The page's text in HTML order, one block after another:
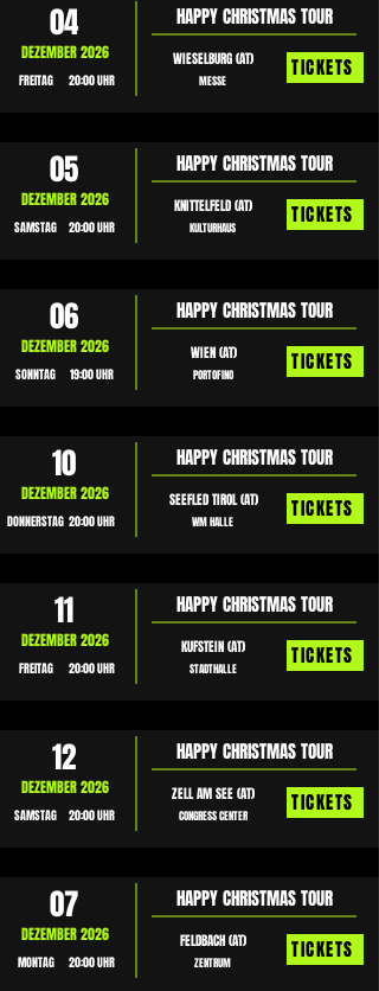
04
FREITAG 20:00 UHR
DEZEMBER 2026 WIESELBURG (AT)
MESSE
HAPPY CHRISTMAS TOUR
TICKETS
05
SAMSTAG 20:00 UHR
DEZEMBER 2026 KNITTELFELD (AT)
KULTURHAUS
HAPPY CHRISTMAS TOUR
TICKETS
06
SONNTAG 19:00 UHR
DEZEMBER 2026 WIEN (AT)
PORTOFINO
HAPPY CHRISTMAS TOUR
TICKETS
10
DONNERSTAG 20:00 UHR
DEZEMBER 2026 SEEFLED TIROL (AT)
WM HALLE
HAPPY CHRISTMAS TOUR
TICKETS
11
FREITAG 20:00 UHR
DEZEMBER 2026 KUFSTEIN (AT)
STADTHALLE
HAPPY CHRISTMAS TOUR
TICKETS
12
SAMSTAG 20:00 UHR
DEZEMBER 2026 ZELL AM SEE (AT)
CONGRESS CENTER
HAPPY CHRISTMAS TOUR
TICKETS
07
MONTAG 20:00 UHR
DEZEMBER 2026 FELDBACH (AT)
ZENTRUM
HAPPY CHRISTMAS TOUR
TICKETS